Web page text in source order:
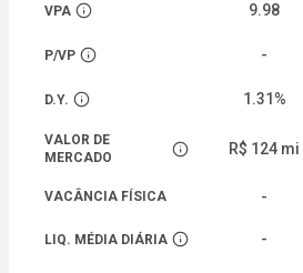
VPA
Abrir descrição
9.98
P/VP
Abrir descrição
-
D.Y.
Abrir descrição
1.31%
VALOR DE
MERCADO
Abrir descrição
R$ 124 mi
VACÂNCIA FÍSICA -
LIQ. MÉDIA DIÁRIA
Abrir descrição
-